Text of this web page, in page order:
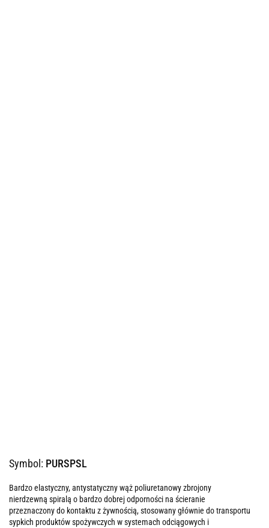
Symbol: PURSPSL
Bardzo elastyczny, antystatyczny wąż poliuretanowy zbrojony
nierdzewną spiralą o bardzo dobrej odporności na ścieranie
przeznaczony do kontaktu z żywnością, stosowany głównie do transportu
sypkich produktów spożywczych w systemach odciągowych i